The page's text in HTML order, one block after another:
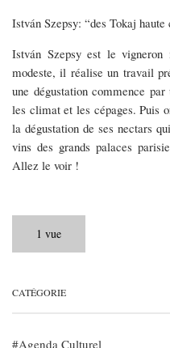
István Szepsy: “des Tokaj haute
István Szepsy est le vigneron
modeste, il réalise un travail
une dégustation commence
les climat et les cépages. Puis
la dégustation de ses nectars
vins des grands palaces
Allez le voir !
1 vue
CATÉGORIE
Agenda Culturel